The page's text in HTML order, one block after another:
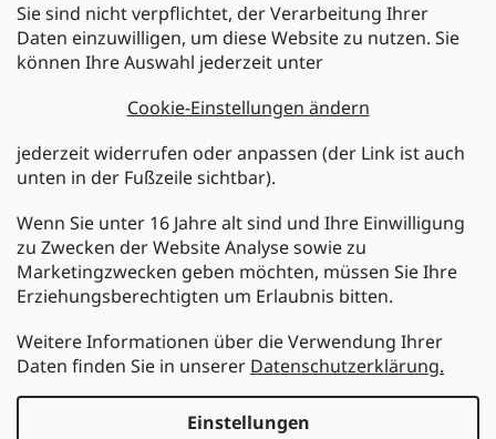
Sie sind nicht verpflichtet, der Verarbeitung Ihrer
Daten einzuwilligen, um diese Website zu nutzen. Sie
können Ihre Auswahl jederzeit unter
Cookie-Einstellungen ändern
jederzeit widerrufen oder anpassen (der Link ist auch
unten in der Fußzeile sichtbar).
Wenn Sie unter 16 Jahre alt sind und Ihre Einwilligung
zu Zwecken der Website Analyse sowie zu
Marketingzwecken geben möchten, müssen Sie Ihre
Erziehungsberechtigten um Erlaubnis bitten.
Weitere Informationen über die Verwendung Ihrer
Daten finden Sie in unserer Datenschutzerklärung.
Einstellungen
Newsletter abonnieren
Legen Sie Ihre E-Mail ein und wir werden Ihnen Informationen
über neue Produkte in unserem E-Shop zusenden.
E-Mail
Melden Sie sich jetzt für den mükra Newsletter an,
kostenlos und jederzeit kündbar! Mit der Anmeldung zum
Newsletter bestätigen Sie Ihr Einverständnis mit der
Datenschutzerklärung.
ANMELDEN